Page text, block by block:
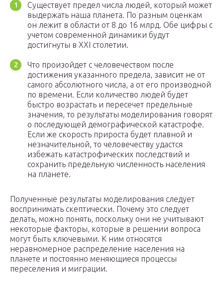
Существует предел числа людей, который может
выдержать наша планета. По разным оценкам
он лежит в области от 8 до 16 млрд. Обе цифры с
учетом современной динамики будут
достигнуты в XXI столетии.
Что произойдет с человечеством после
достижения указанного предела, зависит не от
самого абсолютного числа, а от его производной
по времени. Если количество людей будет
быстро возрастать и пересечет предельные
значения, то результаты моделирования говорят
о последующей демографической катастрофе.
Если же скорость прироста будет плавной и
незначительной, то человечеству удастся
избежать катастрофических последствий и
сохранить предельную численность населения
на планете.
Полученные результаты моделирования следует
воспринимать скептически. Почему это следует
делать, можно понять, поскольку они не учитывают
некоторые факторы, которые в решении вопроса
могут быть ключевыми. К ним относятся
неравномерное распределение населения на
планете и постоянно меняющиеся процессы
переселения и миграции.